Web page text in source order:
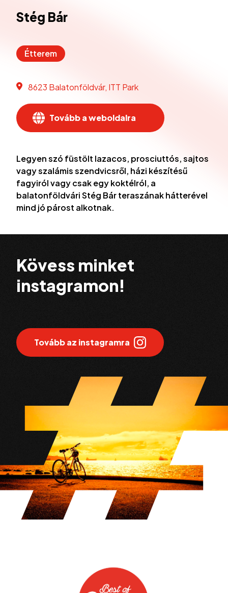
Stég Bár
Étterem
8623 Balatonföldvár, ITT Park
Tovább a weboldalra
Legyen szó füstölt lazacos, prosciuttós, sajtos
vagy szalámis szendvicsről, házi készítésű
fagyiról vagy csak egy koktélról, a
balatonföldvári Stég Bár teraszának hátterével
mind jó párost alkotnak.
Kövess minket
instagramon!
Tovább az instagramra